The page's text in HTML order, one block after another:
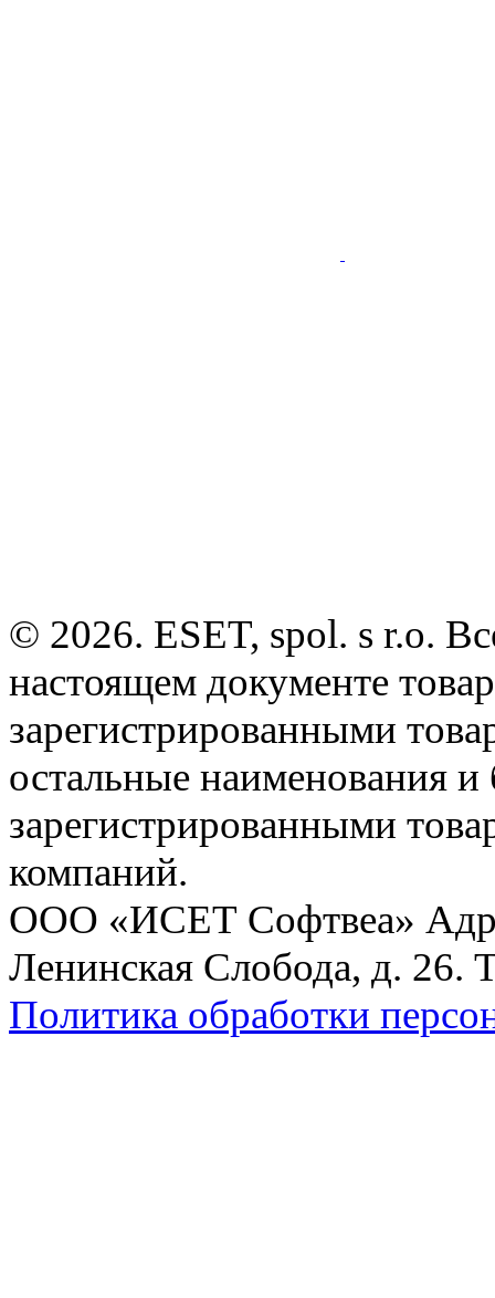
© 2026. ESET, spol. s r.o.
настоящем документе
зарегистрированными
остальные наименования
зарегистрированными
компаний.
ООО «ИСЕТ Софтвеа»
Ленинская Слобода, д. 26.
Политика обработки